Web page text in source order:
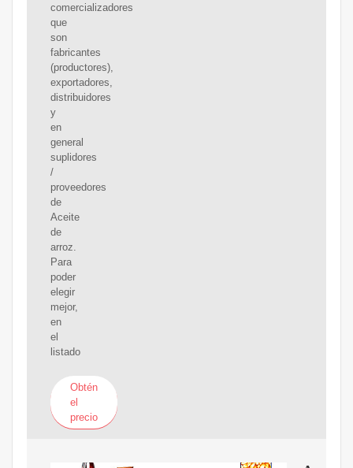
comercializadores
que
son
fabricantes
(productores),
exportadores,
distribuidores
y
en
general
suplidores
/
proveedores
de
Aceite
de
arroz.
Para
poder
elegir
mejor,
en
el
listado
Obtén
el
precio